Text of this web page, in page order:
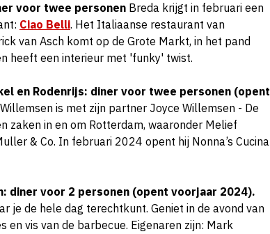
voor twee personen Breda krijgt in februari een
Ciao Belli. Het Italiaanse restaurant van
van Asch komt op de Grote Markt, in het pand
heeft een interieur met 'funky' twist.
en Rodenrijs: diner voor twee personen (opent
is met zijn partner Joyce Willemsen - De
zaken in en om Rotterdam, waaronder Melief
& Co. In februari 2024 opent hij Nonna’s Cucina
diner voor 2 personen (opent voorjaar 2024).
je de hele dag terechtkunt. Geniet in de avond van
en vis van de barbecue. Eigenaren zijn: Mark